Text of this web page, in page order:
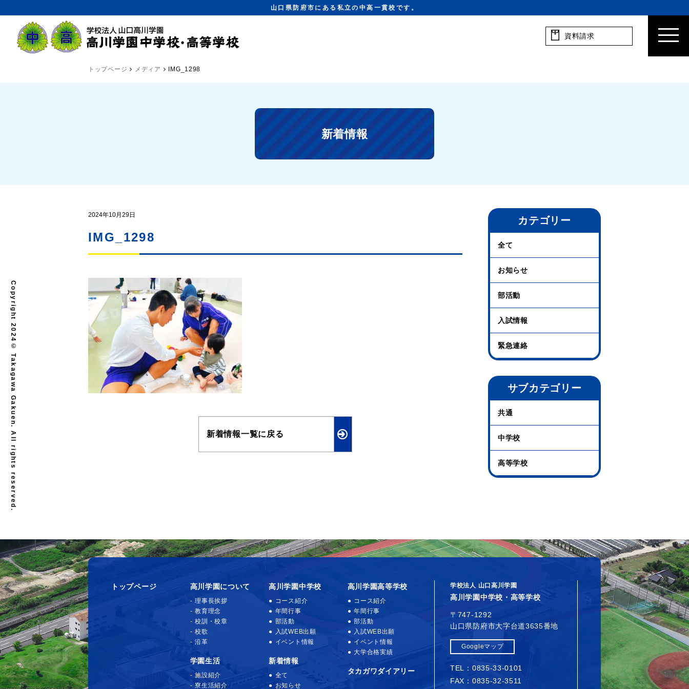
山口県防府市にある私立の中高一貫校です。
資料請求
トップページ メディア IMG_1298
新着情報
2024年10月29日
IMG_1298
新着情報一覧に戻る
カテゴリー
全て
お知らせ
部活動
入試情報
緊急連絡
サブカテゴリー
共通
中学校
高等学校
トップページ 高川学園について
理事長挨拶
教育理念
校訓・校章
校歌
沿革
学園生活
施設紹介
寮生活紹介
高川学園中学校
コース紹介
年間行事
部活動
入試WEB出願
イベント情報
新着情報
全て
お知らせ
高川学園高等学校
コース紹介
年間行事
部活動
入試WEB出願
イベント情報
大学合格実績
タカガワダイアリー
学校法人 山口高川学園
高川学園中学校・高等学校
〒747-1292
山口県防府市大字台道3635番地
Googleマップ
TEL：0835-33-0101
FAX：0835-32-3511
Copyright 2024© Takagawa Gakuen. All rights reserved.